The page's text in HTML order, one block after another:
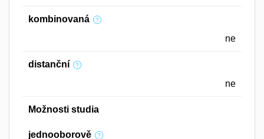
kombinovaná
ne
distanční
ne
Možnosti studia
jednooborově